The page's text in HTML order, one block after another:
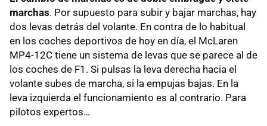
marchas. Por supuesto para subir y bajar marchas, hay
dos levas detrás del volante. En contra de lo habitual
en los coches deportivos de hoy en día, el McLaren
MP4-12C tiene un sistema de levas que se parece al de
los coches de F1. Si pulsas la leva derecha hacia el
volante subes de marcha, si la empujas bajas. En la
leva izquierda el funcionamiento es al contrario. Para
pilotos expertos…